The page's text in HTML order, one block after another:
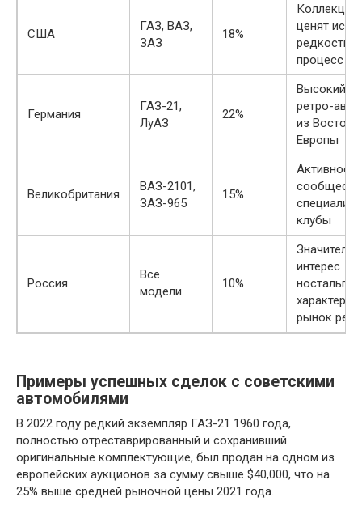
США
ГАЗ, ВАЗ,
ЗАЗ
18%
ценят
редкость,
процесс
Германия
ГАЗ-21,
ЛуАЗ
22%
Высокий
ретро-
из
Европы
Великобритания
ВАЗ-2101,
ЗАЗ-965
15%
Активное
клубы
Россия
Все
модели
10%
интерес
характера,
рынок
Примеры успешных сделок с советскими
автомобилями
В 2022 году редкий экземпляр ГАЗ-21 1960 года,
полностью отреставрированный и сохранивший
оригинальные комплектующие, был продан на одном из
европейских аукционов за сумму свыше $40,000, что на
25% выше средней рыночной цены 2021 года.